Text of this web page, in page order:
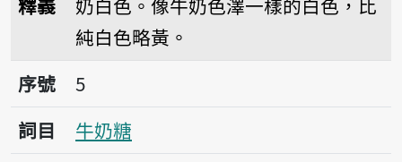
釋義
奶白色。像牛奶色澤一樣的白色，比
純白色略黃。
序號5牛奶糖
序號
5
詞目
牛奶糖